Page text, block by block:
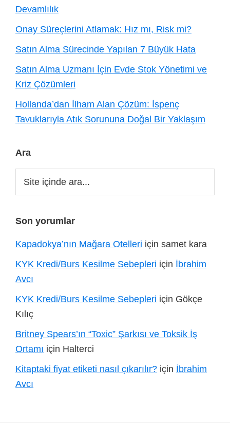
Devamlılık
Onay Süreçlerini Atlamak: Hız mı, Risk mi?
Satın Alma Sürecinde Yapılan 7 Büyük Hata
Satın Alma Uzmanı İçin Evde Stok Yönetimi ve
Kriz Çözümleri
Hollanda’dan İlham Alan Çözüm: İspenç
Tavuklarıyla Atık Sorununa Doğal Bir Yaklaşım
Ara
Son yorumlar
Kapadokya’nın Mağara Otelleri için samet kara
KYK Kredi/Burs Kesilme Sebepleri için İbrahim
Avcı
KYK Kredi/Burs Kesilme Sebepleri için Gökçe
Kılıç
Britney Spears’ın “Toxic” Şarkısı ve Toksik İş
Ortamı için Halterci
Kitaptaki fiyat etiketi nasıl çıkarılır? için İbrahim
Avcı